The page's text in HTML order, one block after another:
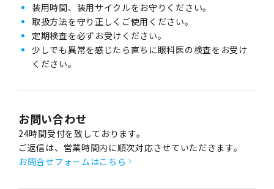
装用時間、装用サイクルをお守りください。
取扱方法を守り正しくご使用ください。
定期検査を必ずお受けください。
少しでも異常を感じたら直ちに眼科医の検査をお受け
ください。
お問い合わせ
24時間受付を致しております。
ご返信は、営業時間内に順次対応させていただきます。
お問合せフォームはこちら